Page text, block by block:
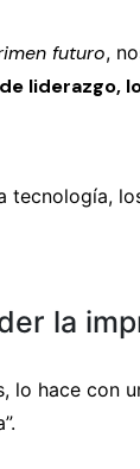
futuro,
la
lo hace con